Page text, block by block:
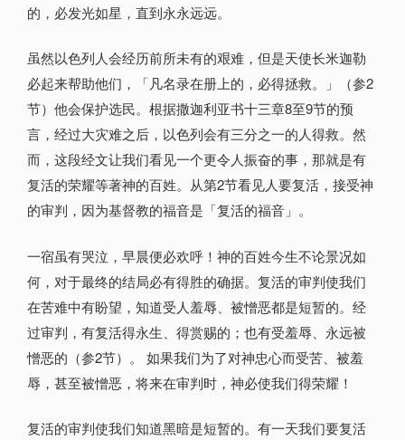
的，必发光如星，直到永永远远。
虽然以色列人会经历前所未有的艰难，但是天使长米迦勒
必起来帮助他们，「凡名录在册上的，必得拯救。」（参2
节）他会保护选民。根据撒迦利亚书十三章8至9节的预
言，经过大灾难之后，以色列会有三分之一的人得救。然
而，这段经文让我们看见一个更令人振奋的事，那就是有
复活的荣耀等著神的百姓。从第2节看见人要复活，接受神
的审判，因为基督教的福音是「复活的福音」。
一宿虽有哭泣，早晨便必欢呼！神的百姓今生不论景况如
何，对于最终的结局必有得胜的确据。复活的审判使我们
在苦难中有盼望，知道受人羞辱、被憎恶都是短暂的。经
过审判，有复活得永生、得赏赐的；也有受羞辱、永远被
憎恶的（参2节）。 如果我们为了对神忠心而受苦、被羞
辱，甚至被憎恶，将来在审判时，神必使我们得荣耀！
复活的审判使我们知道黑暗是短暂的。有一天我们要复活